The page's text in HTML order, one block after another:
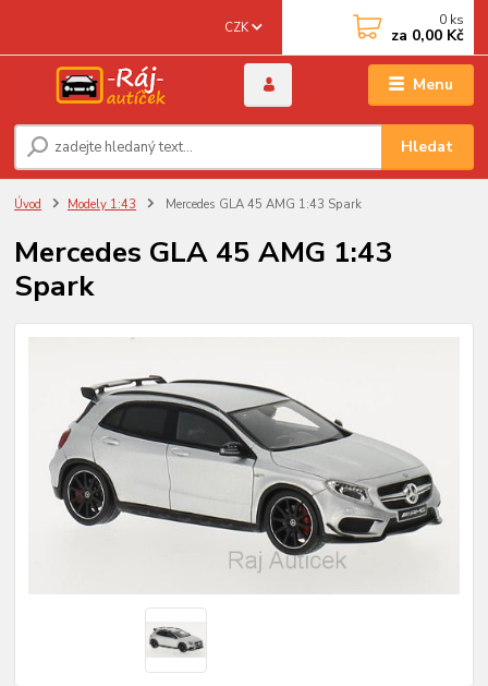
Menu
CZK
Hledat
0 ks
za 0,00 Kč
Úvod Modely 1:43 Mercedes GLA 45 AMG 1:43 Spark
Mercedes GLA 45 AMG 1:43
Spark